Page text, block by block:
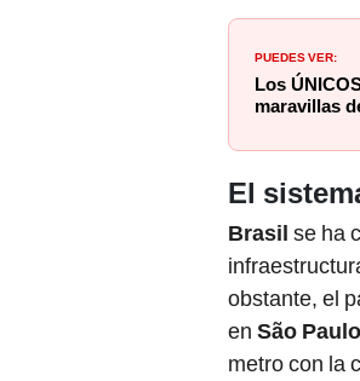
PUEDES VER:
Los
maravillas
El
Brasil se ha
obstante, el
en São Paulo
metro con la